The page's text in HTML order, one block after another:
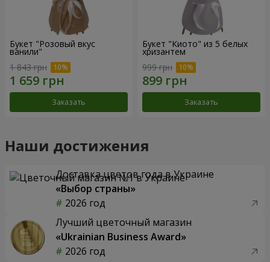
Букет "Розовый вкус
ванили"
1 843 грн
Заказать
Букет "Киото" из 5 белых
хризантем
999 грн
Заказать
Наши достижения
Доставка цветов года в Украине
«Выбор страны»
2026 год
Лучший цветочный магазин
«Ukrainian Business Award»
2026 год